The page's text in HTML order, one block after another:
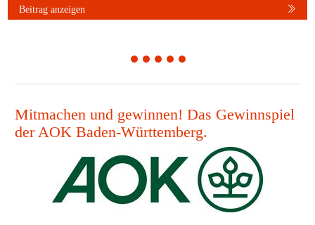
Beitrag anzeigen
1 2 3 4 5
Mitmachen und gewinnen! Das Gewinnspiel
der AOK Baden-Württemberg.